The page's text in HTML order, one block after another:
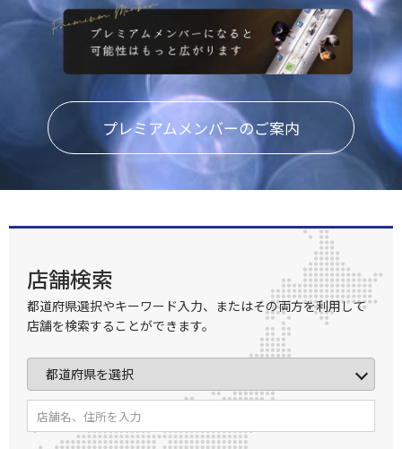
プレミアムメンバーのご案内
店舗検索
都道府県選択やキーワード入力、またはその両方を利用して
店舗を検索することができます。